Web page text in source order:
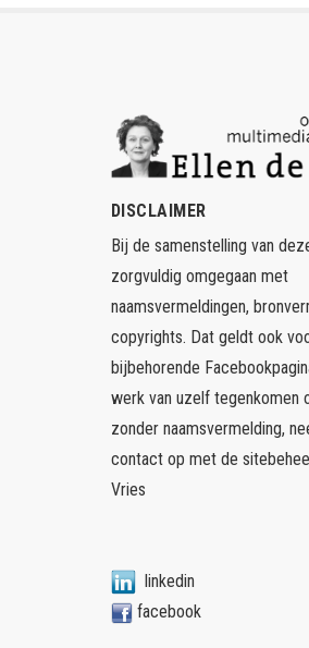
DISCLAIMER
Bij de samenstelling van
zorgvuldig omgegaan met
naamsvermeldingen,
copyrights. Dat geldt ook
bijbehorende
werk van uzelf tegenkomen
zonder naamsvermelding,
contact op met de
Vries
linkedin
facebook